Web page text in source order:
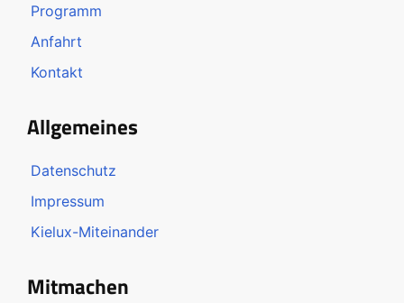
Programm
Anfahrt
Kontakt
Allgemeines
Datenschutz
Impressum
Kielux-Miteinander
Mitmachen